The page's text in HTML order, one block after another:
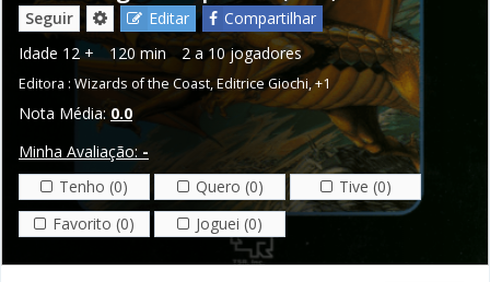
Seguir Editar
Compartilhar
Idade 12 + 120 min 2 a 10 jogadores
Editora : Wizards of the Coast,Editrice Giochi,+1
Nota Média: 0.0
Minha Avaliação: -
Tenho (0)
Quero (0)
Tive (0)
Favorito (0)
Joguei (0)